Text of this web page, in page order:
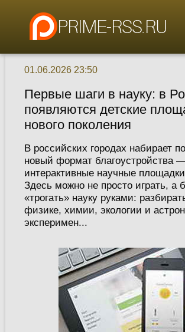
01.06.2026 23:50
Первые шаги в науку: в
появляются детские
нового поколения
В российских городах набирает
новый формат благоустройства
интерактивные научные
Здесь можно не просто играть, а
«трогать» науку руками:
физике, химии, экологии и
эксперимен...